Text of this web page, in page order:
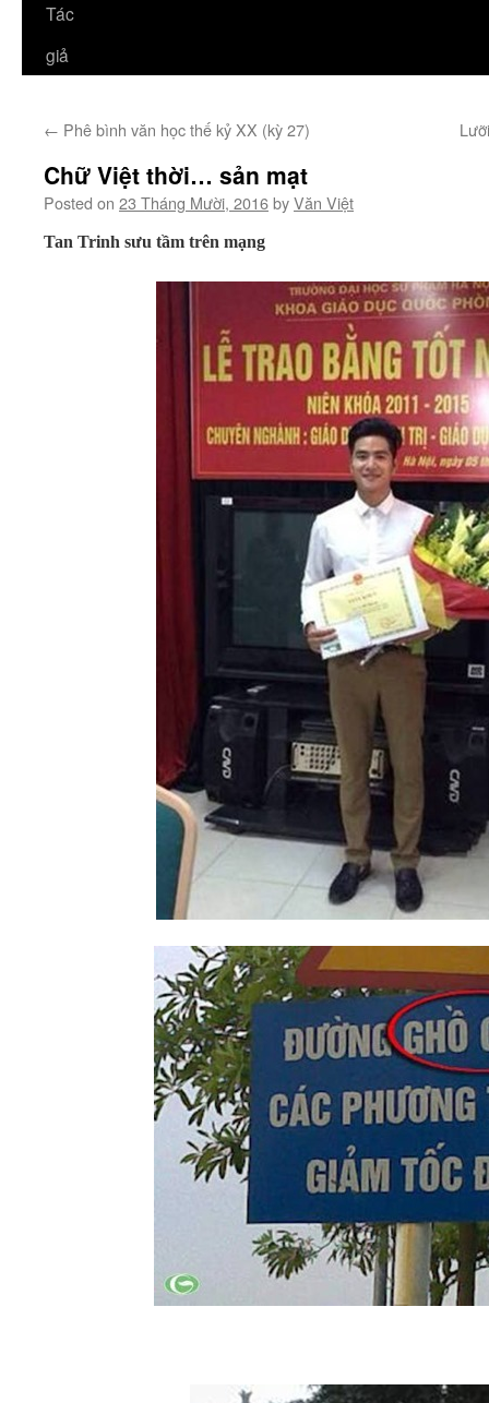
Tác
giả
← Phê bình văn học thế kỷ XX (kỳ 27)
Chữ Việt thời… sản mạt
Posted on 23 Tháng Mười, 2016byVăn Việt
Tan Trinh sưu tầm trên mạng